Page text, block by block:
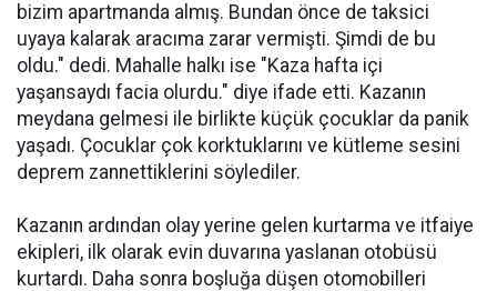
bizim apartmanda almış. Bundan önce de taksici
uyaya kalarak aracıma zarar vermişti. Şimdi de bu
oldu." dedi. Mahalle halkı ise "Kaza hafta içi
yaşansaydı facia olurdu." diye ifade etti. Kazanın
meydana gelmesi ile birlikte küçük çocuklar da panik
yaşadı. Çocuklar çok korktuklarını ve kütleme sesini
deprem zannettiklerini söylediler.
Kazanın ardından olay yerine gelen kurtarma ve itfaiye
ekipleri, ilk olarak evin duvarına yaslanan otobüsü
kurtardı. Daha sonra boşluğa düşen otomobilleri